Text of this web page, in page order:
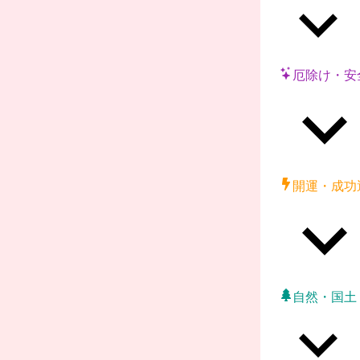
厄除け・安
開運・成功
自然・国土